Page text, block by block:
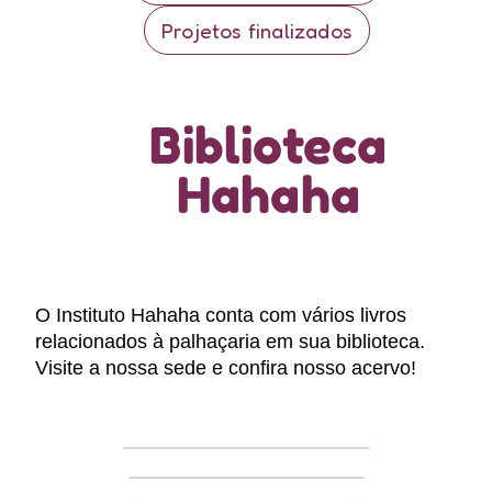
Projetos finalizados
Biblioteca
Hahaha
O Instituto Hahaha conta com vários livros
relacionados à palhaçaria em sua biblioteca.
Visite a nossa sede e confira nosso acervo!